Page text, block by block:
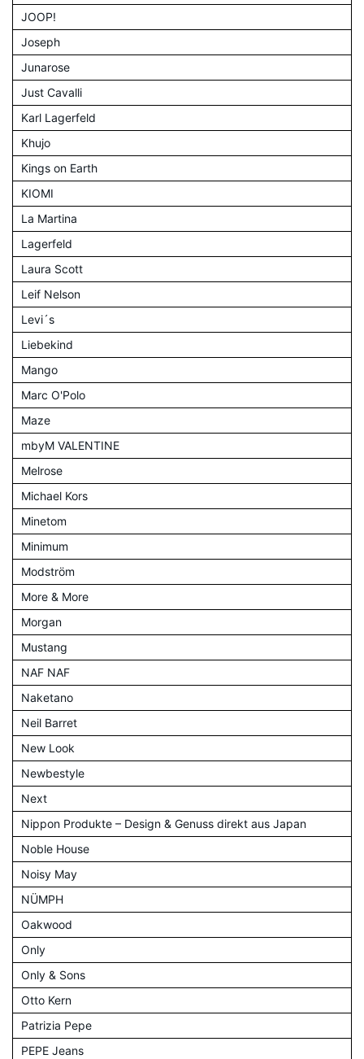
JOOP!
Joseph
Junarose
Just Cavalli
Karl Lagerfeld
Khujo
Kings on Earth
KIOMI
La Martina
Lagerfeld
Laura Scott
Leif Nelson
Levi´s
Liebekind
Mango
Marc O'Polo
Maze
mbyM VALENTINE
Melrose
Michael Kors
Minetom
Minimum
Modström
More & More
Morgan
Mustang
NAF NAF
Naketano
Neil Barret
New Look
Newbestyle
Next
Nippon Produkte – Design & Genuss direkt aus Japan
Noble House
Noisy May
NÜMPH
Oakwood
Only
Only & Sons
Otto Kern
Patrizia Pepe
PEPE Jeans